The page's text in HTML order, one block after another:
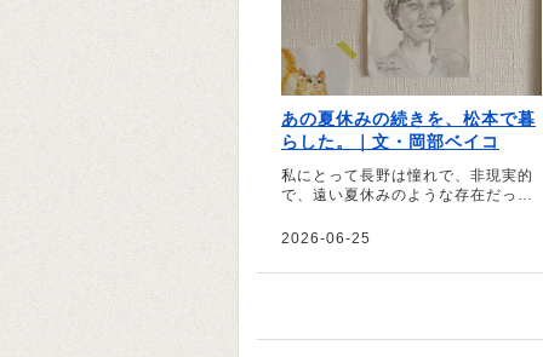
あの夏休みの続きを、松本で暮
らした。｜文・岡部ベイコ
私にとって長野は憧れで、非現実的
で、遠い夏休みのような存在だった
部ベイコさん。看護師を辞めて移住
やりたいことを探した夏休みの続き
2026-06-25